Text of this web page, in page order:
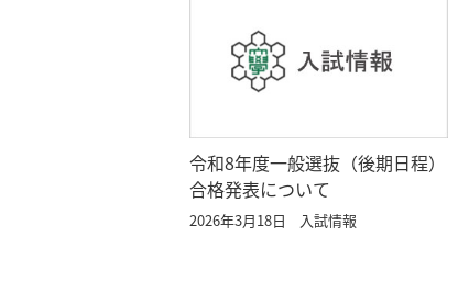
令和8年度一般選抜（後期日程）
合格発表について
2026年3月18日 入試情報